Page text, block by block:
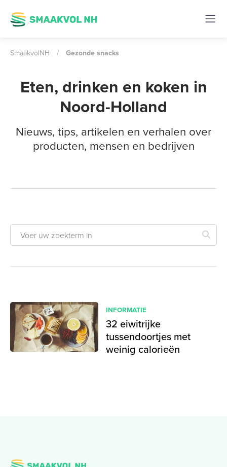
SmaakvolNH / Gezonde snacks
Eten, drinken en koken in
Noord-Holland
Nieuws, tips, artikelen en verhalen over
producten, mensen en bedrijven
INFORMATIE
32 eiwitrijke
tussendoortjes met
weinig calorieën